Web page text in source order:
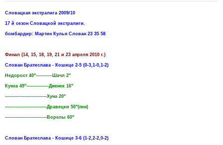
Словацкая экстралига 2009/10
17 й сезон Словацкой экстралиги.
бомбардир: Мартин Кулья Слован 23 35 58
Финал (14, 15, 18, 19, 21 и 23 апреля 2010 г.)
Слован Братислава - Кошице 2-5 (0-3,1-0,1-2)
Недорост 40"-----------Шачл 2"
Кунха 49"---------------Дженек 16"
----------------------------Хуна 20"
----------------------------Дравецки 50"(пен)
----------------------------Ворелы 60"
Слован Братислава - Кошице 3-6 (1-2,2-2,0-2)